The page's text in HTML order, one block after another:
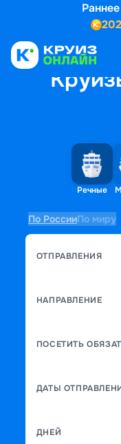
Речные
По РоссииПо миру
ОТПРАВЛЕНИЯ
НАПРАВЛЕНИЕ
ПОСЕТИТЬ
ДАТЫ
ДНЕЙ